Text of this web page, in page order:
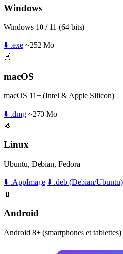
Windows
Windows 10 / 11 (64 bits)
⬇️ .exe ~252 Mo
🍎
macOS
macOS 11+ (Intel & Apple Silicon)
⬇️ .dmg ~270 Mo
🐧
Linux
Ubuntu, Debian, Fedora
⬇️ .AppImage ⬇️ .deb (Debian/Ubuntu)
📱
Android
Android 8+ (smartphones et tablettes)